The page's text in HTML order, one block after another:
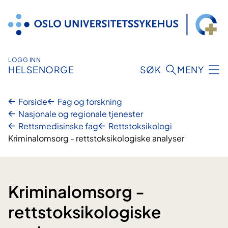
innhold
LOGG INN
HELSENORGE SØK MENY
Forside
Fag og forskning
Nasjonale og regionale tjenester
Rettsmedisinske fag
Rettstoksikologi
Kriminalomsorg - rettstoksikologiske analyser
Kriminalomsorg -
rettstoksikologiske